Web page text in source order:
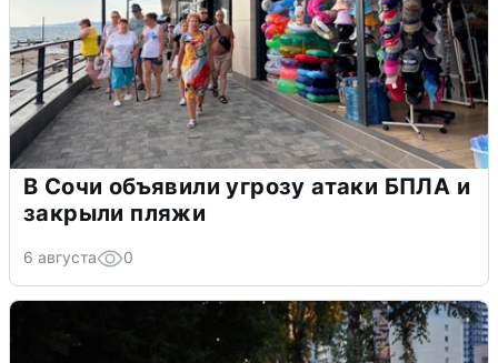
В Сочи объявили угрозу атаки БПЛА и
закрыли пляжи
6 августа 0